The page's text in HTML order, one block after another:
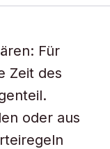
Für
Zeit des
oder aus